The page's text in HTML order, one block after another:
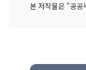
본 저작물은 "공공